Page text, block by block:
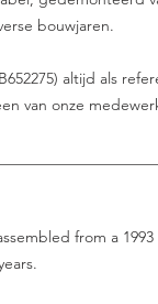
bouwjaren.
altijd als
van onze
from a